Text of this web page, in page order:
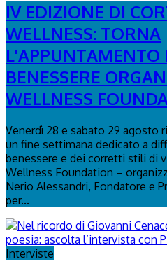
IV EDIZIONE DI
WELLNESS: TORNA
L'APPUNTAMENTO
BENESSERE
WELLNESS
Venerdì 28 e sabato 29 agosto
un fine settimana dedicato a
benessere e dei corretti stili di
Wellness Foundation –
Nerio Alessandri, Fondatore e
per...
Interviste